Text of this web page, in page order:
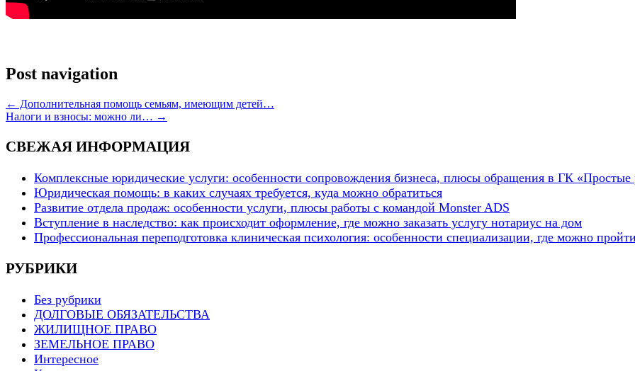
Post navigation
← Дополнительная помощь семьям, имеющим детей…
Налоги и взносы: можно ли… →
СВЕЖАЯ ИНФОРМАЦИЯ
Комплексные юридические услуги: особенности сопровождения бизнеса, плюсы обращения в ГК
Юридическая помощь: в каких случаях требуется, куда можно обратиться
Развитие отдела продаж: особенности услуги, плюсы работы с командой Monster ADS
Вступление в наследство: как происходит оформление, где можно заказать услугу нотариус на дом
Профессиональная переподготовка клиническая психология: особенности специализации, где можно
РУБРИКИ
Без рубрики
ДОЛГОВЫЕ ОБЯЗАТЕЛЬСТВА
ЖИЛИЩНОЕ ПРАВО
ЗЕМЕЛЬНОЕ ПРАВО
Интересное